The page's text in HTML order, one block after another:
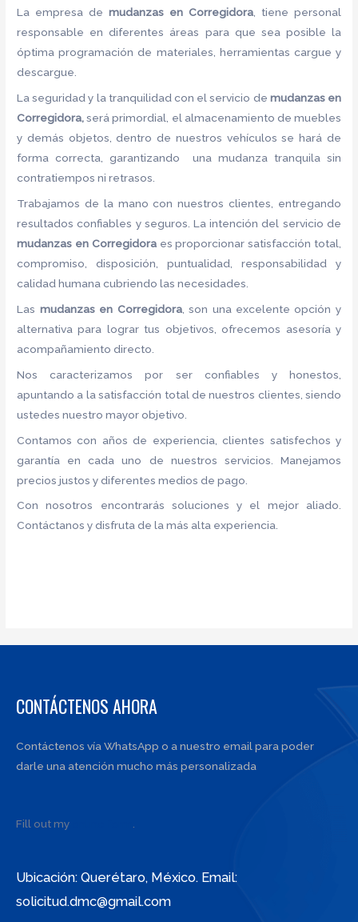
La empresa demudanzas en Corregidora, tiene personal
responsable en diferentes áreas para que sea posible la
óptima programación de materiales, herramientas cargue y
descargue.
La seguridad y la tranquilidad con el servicio de mudanzas en
Corregidora,será primordial, el almacenamiento de muebles
y demás objetos, dentro de nuestros vehículos se hará de
forma correcta, garantizando una mudanza tranquila sin
contratiempos ni retrasos.
Trabajamos de la mano con nuestros clientes, entregando
resultados confiables y seguros. La intención del servicio de
mudanzas en Corregidoraes proporcionar satisfacción total,
compromiso, disposición, puntualidad, responsabilidad y
calidad humana cubriendo las necesidades.
Las mudanzas en Corregidora, son una excelente opción y
alternativa para lograr tus objetivos, ofrecemos asesoría y
acompañamiento directo.
Nos caracterizamos por ser confiables y honestos,
apuntando a la satisfacción total de nuestros clientes, siendo
ustedes nuestro mayor objetivo.
Contamos con años de experiencia, clientes satisfechos y
garantía en cada uno de nuestros servicios. Manejamos
precios justos y diferentes medios de pago.
Con nosotros encontrarás soluciones y el mejor aliado.
Contáctanos y disfruta de la más alta experiencia.
CONTÁCTENOS AHORA
Contáctenos vía WhatsApp o a nuestro email para poder
darle una atención mucho más personalizada
Fill out my
Ubicación: Querétaro, México. Email:
solicitud.dmc@gmail.com